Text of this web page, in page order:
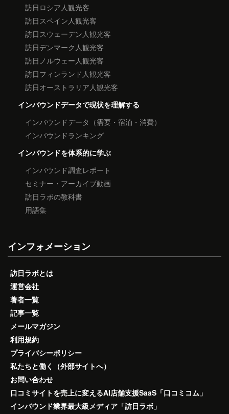
訪日ロシア人観光客
訪日スペイン人観光客
訪日スウェーデン人観光客
訪日デンマーク人観光客
訪日ノルウェー人観光客
訪日フィンランド人観光客
訪日オーストラリア人観光客
インバウンドデータで現状を理解する
インバウンドデータ（需要・宿泊・消費）
インバウンドランキング
インバウンドを体系的に学ぶ
インバウンド調査レポート
セミナー・アーカイブ動画
訪日ラボの教科書
用語集
インフォメーション
訪日ラボとは
運営会社
著者一覧
記事一覧
メールマガジン
利用規約
プライバシーポリシー
私たちと働く（外部サイトへ）
お問い合わせ
口コミサイトを売上に変えるAI店舗支援SaaS「口コミコム」
インバウンド業界最大級メディア「訪日ラボ」